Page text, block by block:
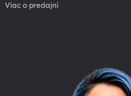
Viac o predajni